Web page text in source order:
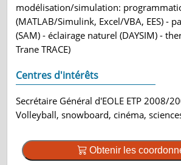
modélisation/simulation:
(MATLAB/Simulink, Excel/VBA, EES) -
(SAM) - éclairage naturel (DAYSIM) -
Trane TRACE)
Centres d'intérêts
Secrétaire Général d'EOLE ETP 2008/
Volleyball, snowboard, cinéma,
Obtenir les